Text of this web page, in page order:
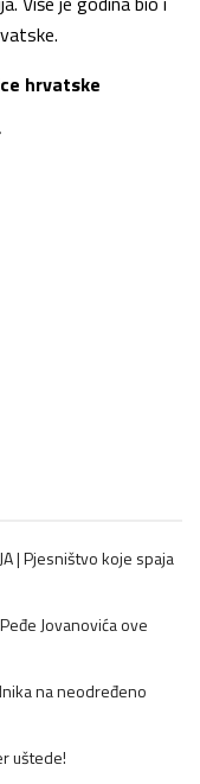
hrvatske
| Pjesništvo koje spaja
Jovanovića ove
na neodređeno
uštede!